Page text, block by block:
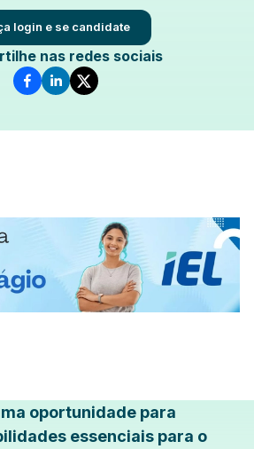
login e se candidate
nas redes sociais
oportunidade para
essenciais para o